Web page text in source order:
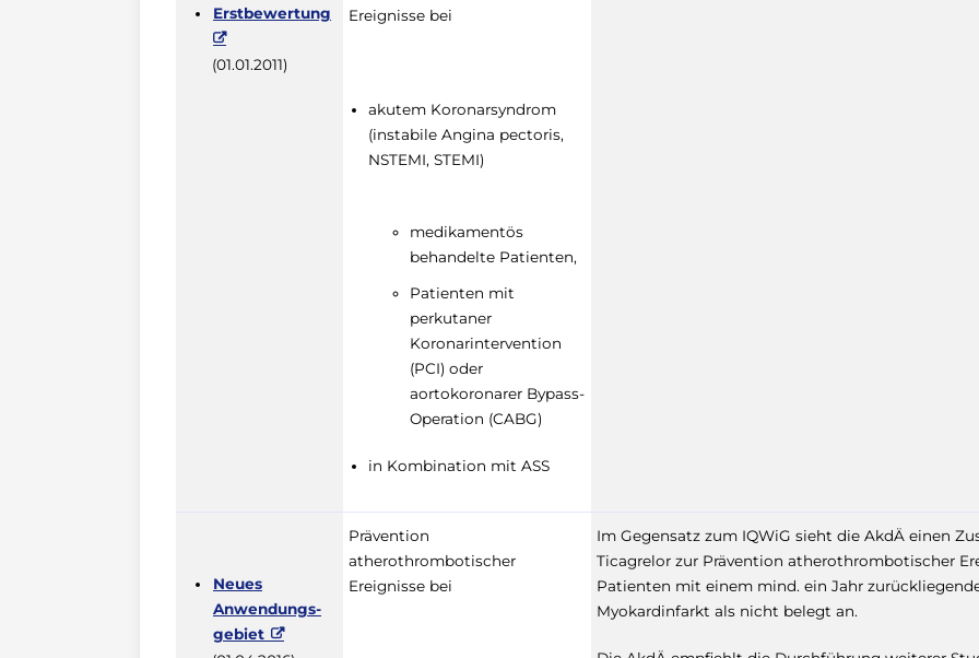
Erstbewertung
(01.01.2011)
Ereignisse bei
akutem Koronarsyndrom
(instabile Angina pectoris,
NSTEMI, STEMI)
medikamentös
behandelte Patienten,
Patienten mit
perkutaner
Koronarintervention
(PCI) oder
aortokoronarer Bypass-
Operation (CABG)
in Kombination mit ASS
Neues
Anwendungs-
gebiet
Prävention
atherothrombotischer
Ereignisse bei
Im Gegensatz zum IQWiG sieht die AkdÄ einen
Ticagrelor zur Prävention atherothrombotischer
Patienten mit einem mind. ein Jahr
Myokardinfarkt als nicht belegt an.